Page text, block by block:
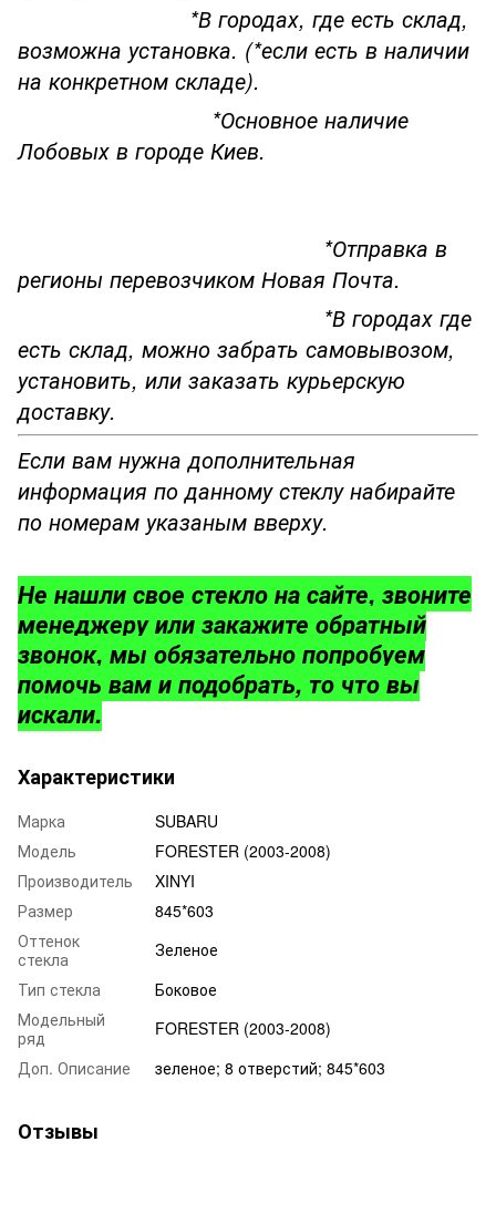
*В городах, где есть склад,
возможна установка. (*если есть в наличии
на конкретном складе).
*Основное наличие
Лобовых в городе Киев.
*Отправка в
регионы перевозчиком Новая Почта.
*В городах где
есть склад, можно забрать самовывозом,
установить, или заказать курьерскую
доставку.
Если вам нужна дополнительная
информация по данному стеклу набирайте
по номерам указаным вверху.
Не нашли свое стекло на сайте, звоните
менеджеру или закажите обратный
звонок, мы обязательно попробуем
помочь вам и подобрать, то что вы
искали.
Характеристики
Марка
SUBARU
Модель
FORESTER (2003-2008)
Производитель
XINYI
Размер
845*603
Оттенок
стекла
Зеленое
Тип стекла
Боковое
Модельный
ряд
FORESTER (2003-2008)
Доп. Описание
зеленое; 8 отверстий; 845*603
Отзывы